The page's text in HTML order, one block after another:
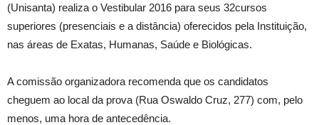
(Unisanta) realiza o Vestibular 2016 para seus 32cursos
superiores (presenciais e a distância) oferecidos pela Instituição,
nas áreas de Exatas, Humanas, Saúde e Biológicas.
A comissão organizadora recomenda que os candidatos
cheguem ao local da prova (Rua Oswaldo Cruz, 277) com, pelo
menos, uma hora de antecedência.